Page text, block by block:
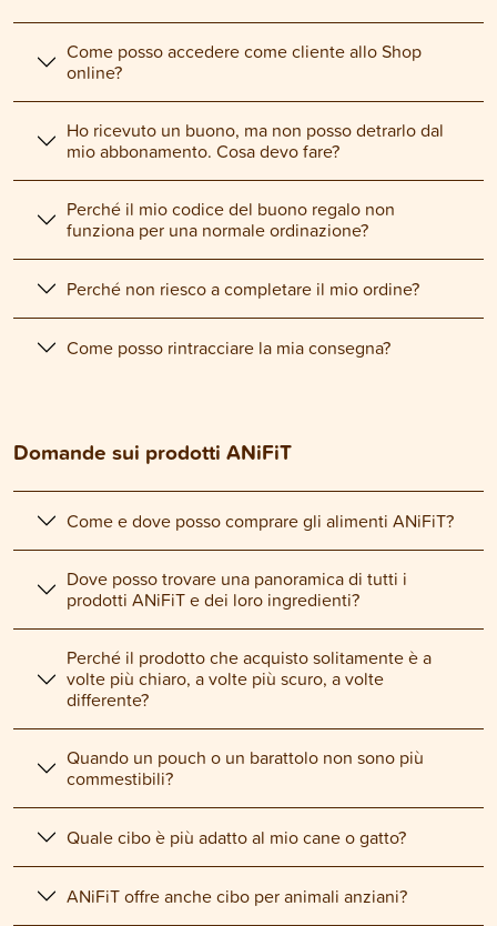
Come posso accedere come cliente allo Shop
online?
Ho ricevuto un buono, ma non posso detrarlo dal
mio abbonamento. Cosa devo fare?
Perché il mio codice del buono regalo non
funziona per una normale ordinazione?
Perché non riesco a completare il mio ordine?
Come posso rintracciare la mia consegna?
Domande sui prodotti ANiFiT
Come e dove posso comprare gli alimenti ANiFiT?
Dove posso trovare una panoramica di tutti i
prodotti ANiFiT e dei loro ingredienti?
Perché il prodotto che acquisto solitamente è a
volte più chiaro, a volte più scuro, a volte
differente?
Quando un pouch o un barattolo non sono più
commestibili?
Quale cibo è più adatto al mio cane o gatto?
ANiFiT offre anche cibo per animali anziani?